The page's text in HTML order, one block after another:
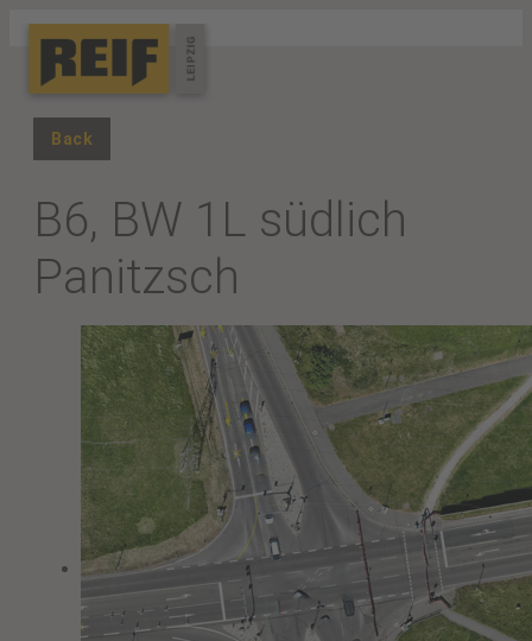
Back
B6, BW 1L südlich
Panitzsch